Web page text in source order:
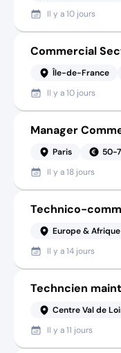
Il y a10 jours
Commercial
Île-de-France
Il y a10 jours
Manager
Paris
50-
Il y a18 jours
Technico-
Europe &
Il y a14 jours
Techncien
Centre Val de
Il y a11 jours